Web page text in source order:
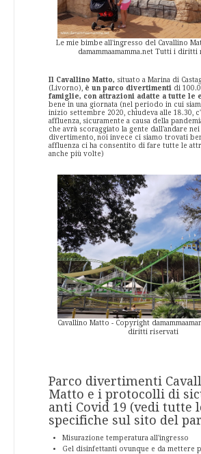
Le mie bimbe all'ingresso del Cavallino
damammaamamma.net Tutti i diritti
Il Cavallino Matto, situato a Marina di
(Livorno),
è un parco divertimenti di
famiglie, con attrazioni adatte a tutte le
bene in una giornata (nel periodo in cui
inizio settembre 2020, chiudeva alle 18.30,
affluenza, sicuramente a causa della
che avrà scoraggiato la gente dall'andare
divertimento, noi invece ci siamo trovati
affluenza ci ha consentito di fare tutte le
anche più volte)
Cavallino Matto - Copyright
diritti riservati
Parco divertimenti
Matto e i protocolli di
anti Covid 19 (vedi tutte
specifiche sul sito del
Misurazione temperatura all'ingresso
Gel disinfettanti ovunque e da mettere